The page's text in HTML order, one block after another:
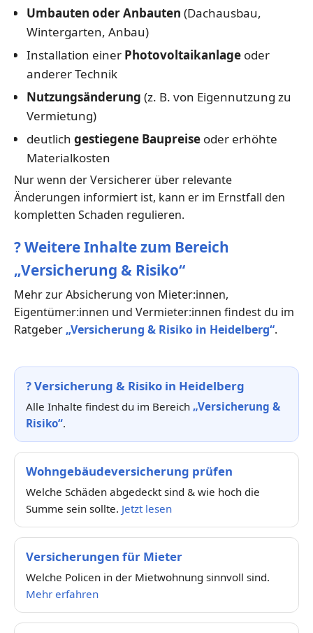
Umbauten oder Anbauten (Dachausbau,
Wintergarten, Anbau)
Installation einer Photovoltaikanlageoder
anderer Technik
Nutzungsänderung (z. B. von Eigennutzung zu
Vermietung)
deutlich gestiegene Baupreiseoder erhöhte
Materialkosten
Nur wenn der Versicherer über relevante
Änderungen informiert ist, kann er im Ernstfall den
kompletten Schaden regulieren.
?Weitere Inhalte zum Bereich
„Versicherung & Risiko“
Mehr zur Absicherung von Mieter:innen,
Eigentümer:innen und Vermieter:innen findest du im
Ratgeber „Versicherung & Risiko in Heidelberg“.
?Versicherung & Risiko in Heidelberg
Alle Inhalte findest du im Bereich „Versicherung &
Risiko“.
Wohngebäudeversicherung prüfen
Welche Schäden abgedeckt sind & wie hoch die
Summe sein sollte. Jetzt lesen
Versicherungen für Mieter
Welche Policen in der Mietwohnung sinnvoll sind.
Mehr erfahren